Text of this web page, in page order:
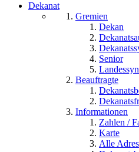
Dekanat
Gremien
Dekan
Senior
Beauftragte
Informationen
Zahlen /
Karte
Alle